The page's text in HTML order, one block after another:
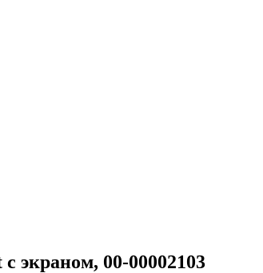
экраном, 00-00002103